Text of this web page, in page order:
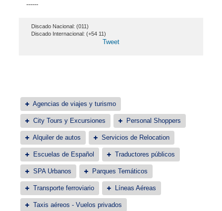
------
Discado Nacional: (011)
Discado Internacional: (+54 11)
Tweet
Agencias de viajes y turismo
City Tours y Excursiones Personal Shoppers
Alquiler de autos Servicios de Relocation
Escuelas de Español Traductores públicos
SPA Urbanos Parques Temáticos
Transporte ferroviario Líneas Aéreas
Taxis aéreos - Vuelos privados